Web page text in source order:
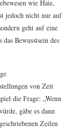
wie Haie,
jedoch nicht nur auf
geht auf eine
Bewusstsein des
von Zeit
die Frage: „Wenn
gäbe es dann
Zeilen